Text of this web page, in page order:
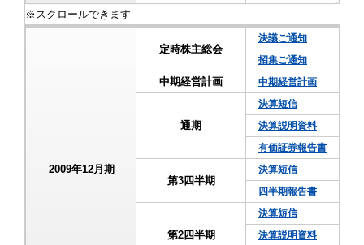
2009年12月期
定時株主総会
決議ご通知
招集ご通知
中期経営計画 中期経営計画
通期
決算短信
決算説明資料
有価証券報告書
第3四半期
決算短信
四半期報告書
第2四半期
決算短信
決算説明資料